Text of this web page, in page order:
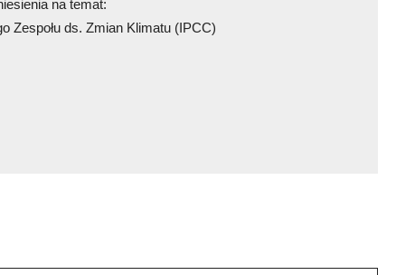
na temat:
Zespołu ds. Zmian Klimatu (IPCC)